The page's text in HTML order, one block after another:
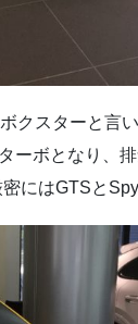
クスターと言
ーボとなり、排
にはGTSと